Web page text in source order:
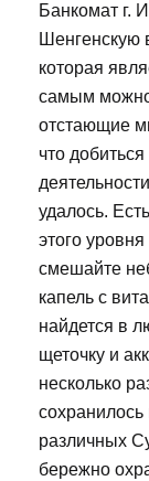
Банкомат г.
Шенгенскую
которая
самым можно
отстающие
что
удалось.
этого
смешайте
капель с
найдется в
щеточку и
несколько
различных
бережно